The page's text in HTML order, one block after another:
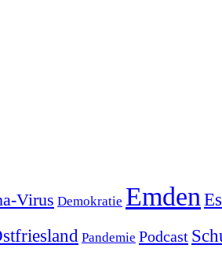
Virus Demokratie Emden
Pandemie Podcast